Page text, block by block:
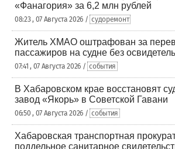
«Фанагория» за 6,2 млн рублей
08:23 , 07 Августа 2026 / судоремонт
Житель ХМАО оштрафован за
пассажиров на судне без
07:41 , 07 Августа 2026 / события
В Хабаровском крае восстановят
завод «Якорь» в Советской Гавани
06:50 , 07 Августа 2026 / события
Хабаровская транспортная
поддельное санитарное